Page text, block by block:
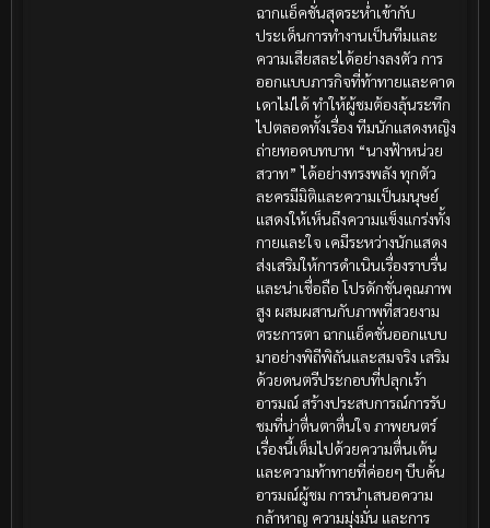
ฉากแอ็คชั่นสุดระห่ำเข้ากับ
ประเด็นการทำงานเป็นทีมและ
ความเสียสละได้อย่างลงตัว การ
ออกแบบภารกิจที่ท้าทายและคาด
เดาไม่ได้ ทำให้ผู้ชมต้องลุ้นระทึก
ไปตลอดทั้งเรื่อง ทีมนักแสดงหญิง
ถ่ายทอดบทบาท “นางฟ้าหน่วย
สวาท” ได้อย่างทรงพลัง ทุกตัว
ละครมีมิติและความเป็นมนุษย์
แสดงให้เห็นถึงความแข็งแกร่งทั้ง
กายและใจ เคมีระหว่างนักแสดง
ส่งเสริมให้การดำเนินเรื่องราบรื่น
และน่าเชื่อถือ โปรดักชั่นคุณภาพ
สูง ผสมผสานกับภาพที่สวยงาม
ตระการตา ฉากแอ็คชั่นออกแบบ
มาอย่างพิถีพิถันและสมจริง เสริม
ด้วยดนตรีประกอบที่ปลุกเร้า
อารมณ์ สร้างประสบการณ์การรับ
ชมที่น่าตื่นตาตื่นใจ ภาพยนตร์
เรื่องนี้เต็มไปด้วยความตื่นเต้น
และความท้าทายที่ค่อยๆ บีบคั้น
อารมณ์ผู้ชม การนำเสนอความ
กล้าหาญ ความมุ่งมั่น และการ